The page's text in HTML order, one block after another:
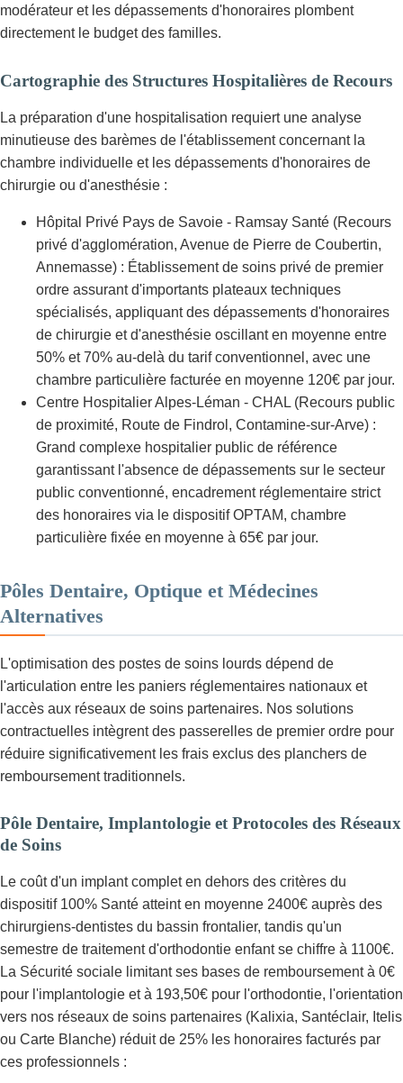
modérateur et les dépassements d'honoraires plombent
directement le budget des familles.
Cartographie des Structures Hospitalières de Recours
La préparation d'une hospitalisation requiert une analyse
minutieuse des barèmes de l'établissement concernant la
chambre individuelle et les dépassements d'honoraires de
chirurgie ou d'anesthésie :
Hôpital Privé Pays de Savoie - Ramsay Santé (Recours
privé d'agglomération, Avenue de Pierre de Coubertin,
Annemasse) : Établissement de soins privé de premier
ordre assurant d'importants plateaux techniques
spécialisés, appliquant des dépassements d'honoraires
de chirurgie et d'anesthésie oscillant en moyenne entre
50% et 70% au-delà du tarif conventionnel, avec une
chambre particulière facturée en moyenne 120€ par jour.
Centre Hospitalier Alpes-Léman - CHAL (Recours public
de proximité, Route de Findrol, Contamine-sur-Arve) :
Grand complexe hospitalier public de référence
garantissant l'absence de dépassements sur le secteur
public conventionné, encadrement réglementaire strict
des honoraires via le dispositif OPTAM, chambre
particulière fixée en moyenne à 65€ par jour.
Pôles Dentaire, Optique et Médecines
Alternatives
L'optimisation des postes de soins lourds dépend de
l'articulation entre les paniers réglementaires nationaux et
l'accès aux réseaux de soins partenaires. Nos solutions
contractuelles intègrent des passerelles de premier ordre pour
réduire significativement les frais exclus des planchers de
remboursement traditionnels.
Pôle Dentaire, Implantologie et Protocoles des Réseaux
de Soins
Le coût d'un implant complet en dehors des critères du
dispositif 100% Santé atteint en moyenne 2400€ auprès des
chirurgiens-dentistes du bassin frontalier, tandis qu'un
semestre de traitement d'orthodontie enfant se chiffre à 1100€.
La Sécurité sociale limitant ses bases de remboursement à 0€
pour l'implantologie et à 193,50€ pour l'orthodontie, l'orientation
vers nos réseaux de soins partenaires (Kalixia, Santéclair, Itelis
ou Carte Blanche) réduit de 25% les honoraires facturés par
ces professionnels :